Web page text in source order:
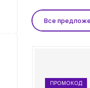
Все
ПРОМОКОД